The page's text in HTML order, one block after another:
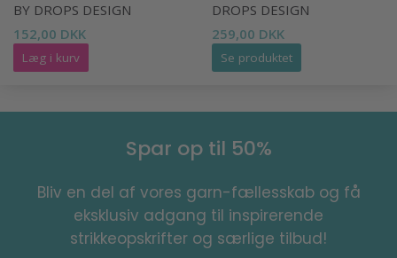
BY DROPS DESIGN
152,00 DKK
Læg i kurv
DROPS DESIGN
259,00 DKK
Se produktet
Spar op til 50%
Bliv en del af vores garn-fællesskab og få
eksklusiv adgang til inspirerende
strikkeopskrifter og særlige tilbud!